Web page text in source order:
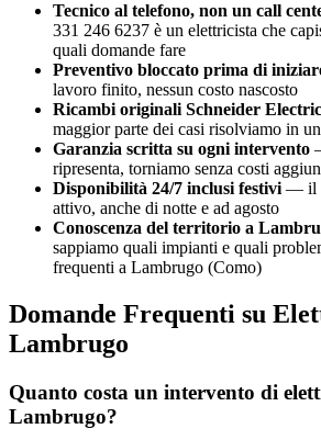
Tecnico al telefono, non un call
331 246 6237 è un elettricista che
quali domande fare
Preventivo bloccato prima di
lavoro finito, nessun costo nascosto
Ricambi originali Schneider
maggior parte dei casi risolviamo in
Garanzia scritta su ogni intervento
ripresenta, torniamo senza costi
Disponibilità 24/7 inclusi festivi — il
attivo, anche di notte e ad agosto
Conoscenza del territorio a
sappiamo quali impianti e quali
frequenti a Lambrugo (Como)
Domande Frequenti su
Lambrugo
Quanto costa un intervento di
Lambrugo?